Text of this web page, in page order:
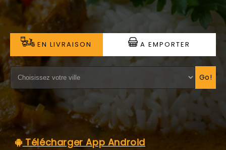
LA CARTE
VOTRE COMPTE
NOTRE RESTAURANT
VOS AVIS
MENTIONS LÉGALES
C.G.V
EN LIVRAISON A EMPORTER
Go!
Télécharger App Android